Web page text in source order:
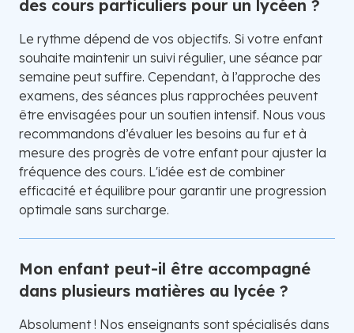
des cours particuliers pour un lycéen ?
Le rythme dépend de vos objectifs. Si votre enfant
souhaite maintenir un suivi régulier, une séance par
semaine peut suffire. Cependant, à l’approche des
examens, des séances plus rapprochées peuvent
être envisagées pour un soutien intensif. Nous vous
recommandons d’évaluer les besoins au fur et à
mesure des progrès de votre enfant pour ajuster la
fréquence des cours. L'idée est de combiner
efficacité et équilibre pour garantir une progression
optimale sans surcharge.
Mon enfant peut-il être accompagné
dans plusieurs matières au lycée ?
Absolument ! Nos enseignants sont spécialisés dans